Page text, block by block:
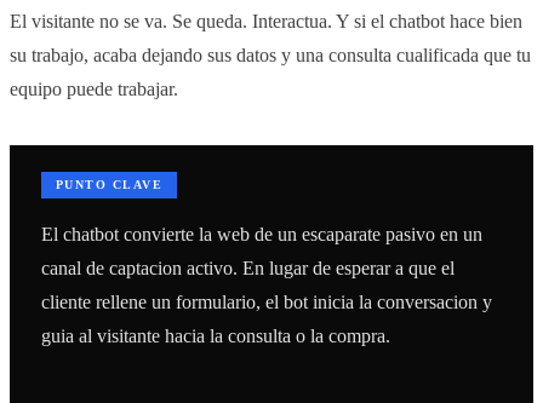
El visitante no se va. Se queda. Interactua. Y si el chatbot hace bien
su trabajo, acaba dejando sus datos y una consulta cualificada que tu
equipo puede trabajar.
PUNTO CLAVE
El chatbot convierte la web de un escaparate pasivo en un
canal de captacion activo. En lugar de esperar a que el
cliente rellene un formulario, el bot inicia la conversacion y
guia al visitante hacia la consulta o la compra.